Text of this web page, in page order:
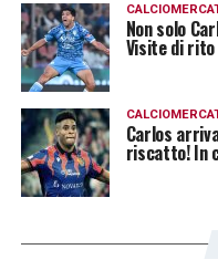
Non solo
Visite di rito
Carlos
riscatto! In